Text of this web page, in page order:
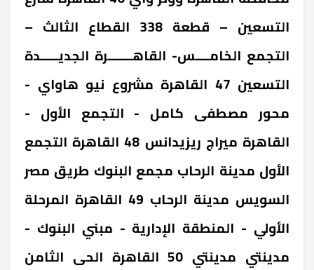
التسعين – قطعة 338 القطاع الثالث –
التجمع الخامــــس- القاهـــــــرة الجديـــــدة
‎التسعين 47 ‎القاهرة ‎مشروع نيو هاواي -
محور مصطفى كامل - التجمع الأول -
القاهرة ‎ميراج ريزيدانس 48 ‎القاهرة ‎التجمع
الأول مدينة الرحاب مجمع البنوك طريق مصر
السويس ‎مدينة الرحاب 49 ‎القاهرة ‎المرحلة
الأولي - المنطقة الإدارية - مبني البنوك -
مدينتي ‎مدينتي 50 ‎القاهرة ‎الحى الثامن